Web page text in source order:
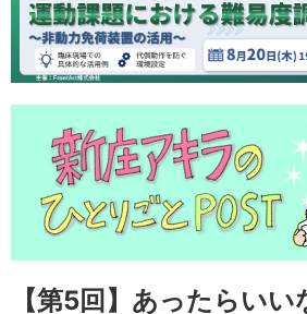
【第5回】あったらい